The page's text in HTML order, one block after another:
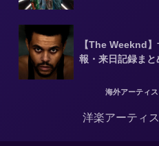
【The Weeknd
報・来日記録まと
海外アーティ
洋楽アーティ